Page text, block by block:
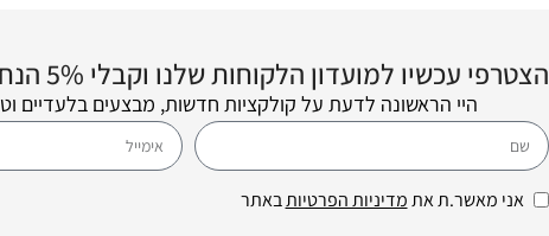
הצטרפי עכשיו למועדון הלקוחות שלנו וקבלי 5% הנחה לרכישה הראשונה שלך! 💌
היי הראשונה לדעת על קולקציות חדשות, מבצעים בלעדיים
אני מאשר.ת אתמדיניות הפרטיותבאתר